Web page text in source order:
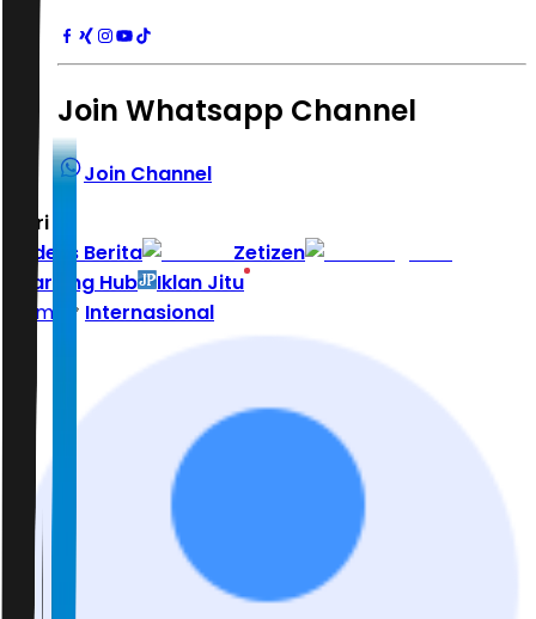
Join Whatsapp Channel
Join Channel
Hari ini
Indeks Berita
Zetizen
Learning Hub
Iklan Jitu
Home
Internasional